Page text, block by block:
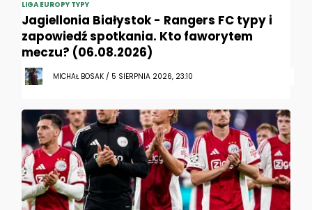
LIGA EUROPY TYPY
Jagiellonia Białystok - Rangers FC typy i
zapowiedź spotkania. Kto faworytem
meczu? (06.08.2026)
MICHAŁ BOSAK / 5 SIERPNIA 2026, 23:10